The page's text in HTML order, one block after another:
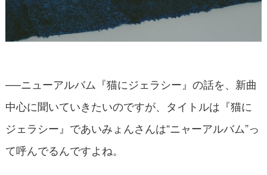
──ニューアルバム『猫にジェラシー』の話を、新曲
中心に聞いていきたいのですが、タイトルは『猫に
ジェラシー』であいみょんさんは“ニャーアルバム”っ
て呼んでるんですよね。